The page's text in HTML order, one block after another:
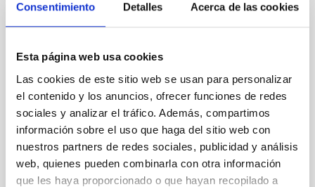
Consentimiento Detalles Acerca de las cookies
Esta página web usa cookies
Las cookies de este sitio web se usan para personalizar
el contenido y los anuncios, ofrecer funciones de redes
sociales y analizar el tráfico. Además, compartimos
información sobre el uso que haga del sitio web con
nuestros partners de redes sociales, publicidad y análisis
web, quienes pueden combinarla con otra información
que les haya proporcionado o que hayan recopilado a
FIJO TURNO LIBRE
UN CONTRATO - TÉCNICO/A DE TALLER -
ESPECIALIDAD MECÁNICA- FIJO
LABORAL - PS-2026-032
Se convoca proceso selectivo para el ingreso, como
personal laboral fijo, de un puesto de trabajo con la
categoría profesional de Técnico/a de Taller, acogido
al Convenio y que tendrá, entre otras